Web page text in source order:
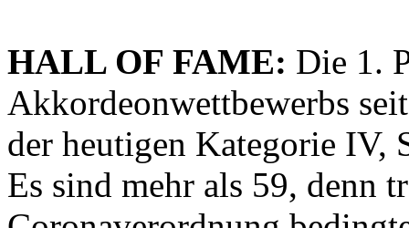
HALL OF FAME: Die 1.
Akkordeonwettbewerbs
der heutigen Kategorie IV,
Es sind mehr als 59, denn